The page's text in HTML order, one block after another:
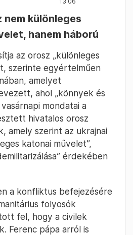
nem különleges
hanem háború
az orosz „különleges
szerinte egyértelműen
amelyet
ahol „könnyek és
mondatai a
hivatalos orosz
amely szerint az ukrajnai
katonai művelet”,
érdekében
a konfliktus befejezésére
folyosók
fel, hogy a civilek
Ferenc pápa arról is